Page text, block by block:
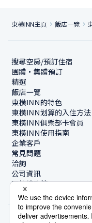
東橫INN主頁 飯店一覽
搜尋空房/預訂住宿
團體・集體預訂
精選
飯店一覽
東橫INN的特色
東橫INN划算的入住方法
東橫INN俱樂部卡會員
東橫INN使用指南
企業客戶
常見問題
洽詢
公司資訊
可持續政策